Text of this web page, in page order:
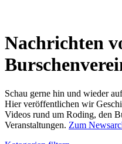
Nachrichten
Schau gerne hin und wieder
Hier veröffentlichen wir
Videos rund um Roding, den
Veranstaltungen. Zum